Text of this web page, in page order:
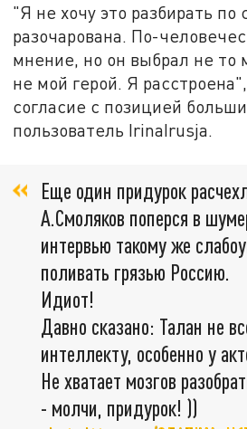
"Я не хочу это разбирать по
разочарована. По-
мнение, но он выбрал не то
не мой герой. Я
согласие с позицией
пользователь IrinaIrusja.
Еще один придурок
А.Смоляков поперся в
интервью такому же
поливать грязью Россию.
Идиот!
Давно сказано: Талан не
интеллекту, особенно у
Не хватает мозгов
- молчи, придурок! ))